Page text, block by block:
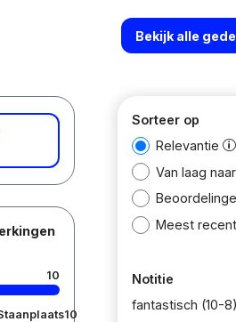
Bekijk alle
10
10
Sorteer op
Relevantie
Van laag
Meest
Notitie
fantastisch (10-8)